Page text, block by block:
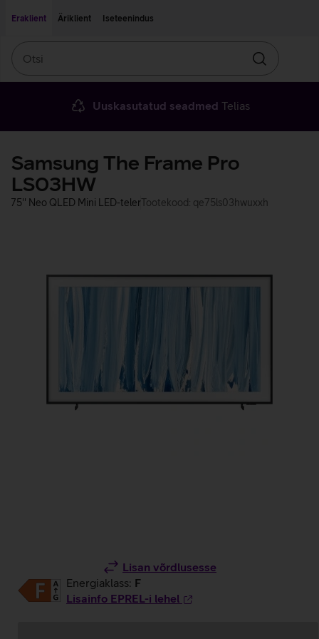
Eraklient
Äriklient Iseteenindus
Otsin
Uuskasutatud seadmed Telias
Samsung The Frame Pro
LS03HW
75'' Neo QLED Mini LED-telerTootekood: qe75ls03hwuxxh
Lisan võrdlusesse
Energiaklass: F
Lisainfo EPREL-i lehel